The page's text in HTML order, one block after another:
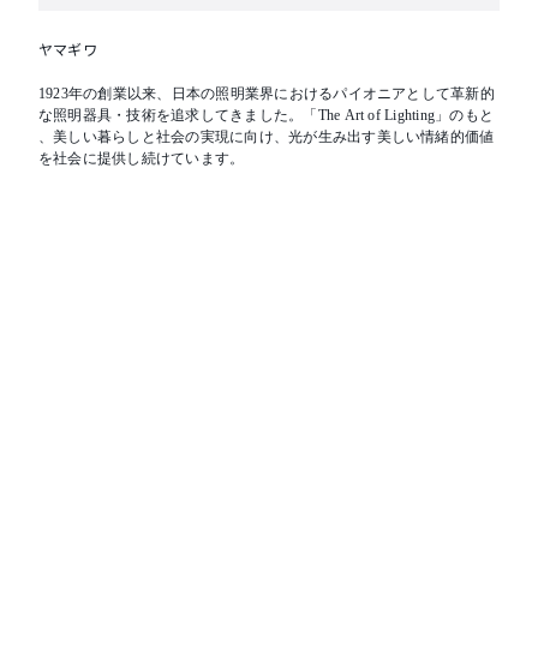
ヤマギワ
1923年の創業以来、日本の照明業界におけるパイオニアとして革新的
な照明器具・技術を追求してきました。「The Art of Lighting」のもと
、美しい暮らしと社会の実現に向け、光が生み出す美しい情緒的価値
を社会に提供し続けています。